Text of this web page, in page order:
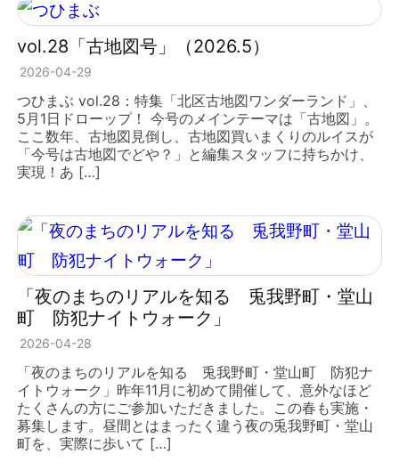
vol.28「古地図号」（2026.5）
2026-04-29
つひまぶ vol.28：特集「北区古地図ワンダーランド」、
5月1日ドローップ！ 今号のメインテーマは「古地図」。
ここ数年、古地図見倒し、古地図買いまくりのルイスが
「今号は古地図でどや？」と編集スタッフに持ちかけ、
実現！あ […]
「夜のまちのリアルを知る 兎我野町・堂山
町 防犯ナイトウォーク」
2026-04-28
「夜のまちのリアルを知る 兎我野町・堂山町 防犯ナ
イトウォーク」昨年11月に初めて開催して、意外なほど
たくさんの方にご参加いただきました。この春も実施・
募集します。昼間とはまったく違う夜の兎我野町・堂山
町を、実際に歩いて […]